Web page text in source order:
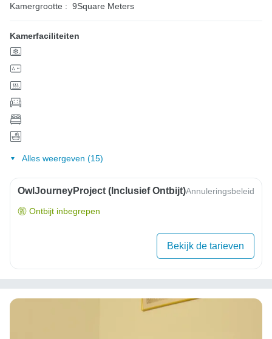
Kamergrootte : 9Square Meters
Kamerfaciliteiten
Alles weergeven (15)
OwlJourneyProject (inclusief Ontbijt)Annuleringsbeleid
Ontbijt inbegrepen
Bekijk de tarieven